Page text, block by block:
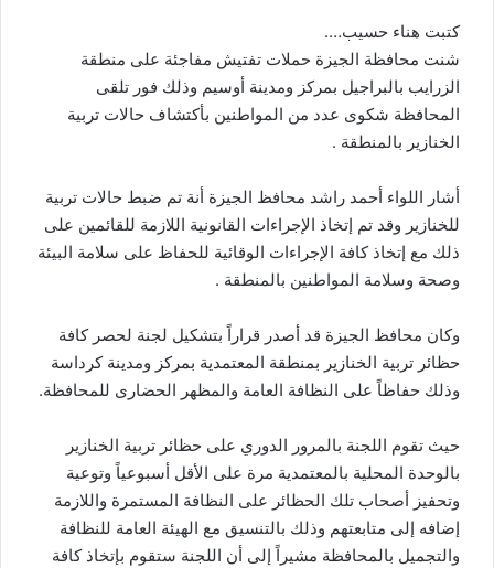
كتبت هناء حسيب….
شنت محافظة الجيزة حملات تفتيش مفاجئة على منطقة
الزرايب بالبراجيل بمركز ومدينة أوسيم وذلك فور تلقى
المحافظة شكوى عدد من المواطنين بأكتشاف حالات تربية
الخنازير بالمنطقة .
أشار اللواء أحمد راشد محافظ الجيزة أنة تم ضبط حالات تربية
للخنازير وقد تم إتخاذ الإجراءات القانونية اللازمة للقائمين على
ذلك مع إتخاذ كافة الإجراءات الوقائية للحفاظ على سلامة البيئة
وصحة وسلامة المواطنين بالمنطقة .
وكان محافظ الجيزة قد أصدر قراراً بتشكيل لجنة لحصر كافة
حظائر تربية الخنازير بمنطقة المعتمدية بمركز ومدينة كرداسة
وذلك حفاظاً على النظافة العامة والمظهر الحضارى للمحافظة.
حيث تقوم اللجنة بالمرور الدوري على حظائر تربية الخنازير
بالوحدة المحلية بالمعتمدية مرة على الأقل أسبوعياً وتوعية
وتحفيز أصحاب تلك الحظائر على النظافة المستمرة واللازمة
إضافه إلى متابعتهم وذلك بالتنسيق مع الهيئة العامة للنظافة
والتجميل بالمحافظة مشيراً إلى أن اللجنة ستقوم بإتخاذ كافة